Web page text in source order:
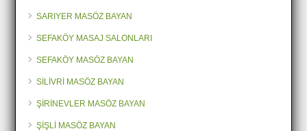
SARIYER MASÖZ BAYAN
SEFAKÖY MASAJ SALONLARI
SEFAKÖY MASÖZ BAYAN
SİLİVRİ MASÖZ BAYAN
ŞİRİNEVLER MASÖZ BAYAN
ŞİŞLİ MASÖZ BAYAN